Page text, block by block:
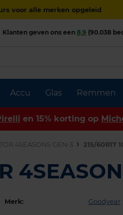
voor alle merken opgeleid
Accu Glas Remmen
Klanten geven ons een 8,9 (90.038
en 15% korting op
4SEASONS GEN-3 215/60R17
Merk: Goodyear